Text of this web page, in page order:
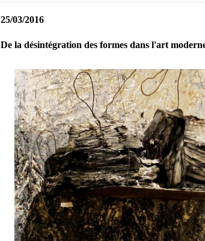
25/03/2016
De la désintégration des formes dans l'art